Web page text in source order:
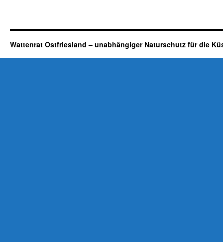
Wattenrat Ostfriesland – unabhängiger Naturschutz für die